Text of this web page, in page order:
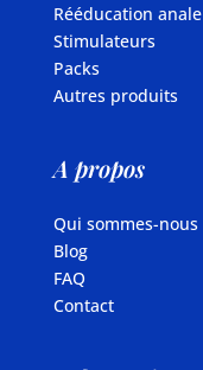
Rééducation anale
Stimulateurs
Packs
Autres produits
A propos
Qui sommes-nous
Blog
FAQ
Contact